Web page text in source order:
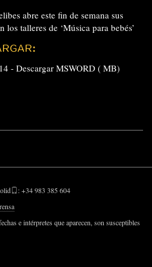
abre este fin de semana sus
talleres de ‘Música para bebés’
- Descargar MSWORD ( MB)
: +34 983 385 604
e intérpretes que aparecen, son susceptibles